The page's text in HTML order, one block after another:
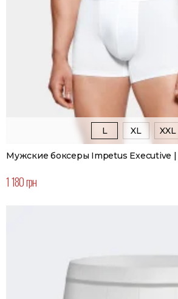
L XL XXL
Мужские боксеры Impetus Executive
1 180 грн